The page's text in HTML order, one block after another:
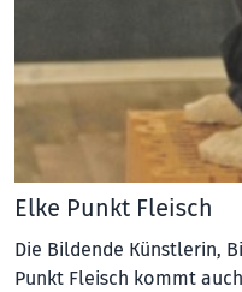
Elke Punkt Fleisch
Die Bildende Künstlerin,
Punkt Fleisch kommt